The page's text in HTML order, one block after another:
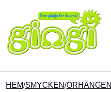
Sök på produkter
HEM/SMYCKEN/ÖRHÄNGEN